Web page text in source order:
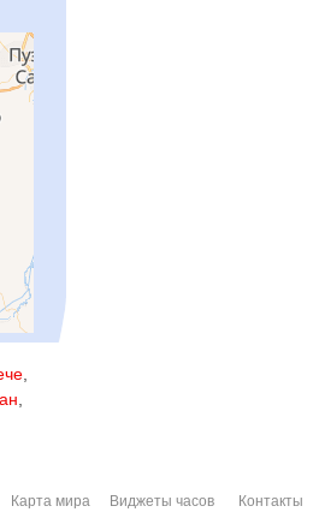
,
,
Карта мира Виджеты часов Контакты